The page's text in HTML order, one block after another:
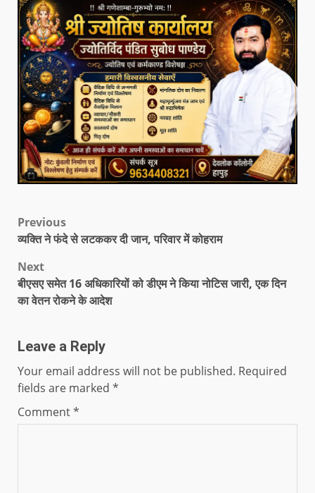
Previous
व्यक्ति ने फंदे से लटककर दी जान, परिवार में कोहराम
Next
बीएसए समेत 16 अधिकारियों को डीएम ने किया नोटिस जारी, एक दिन
का वेतन रोकने के आदेश
Leave a Reply
Your email address will not be published. Required
fields are marked *
Comment*